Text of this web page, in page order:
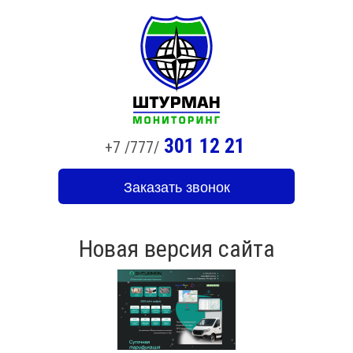
+7 /777/301 12 21
Заказать звонок
Новая версия сайта